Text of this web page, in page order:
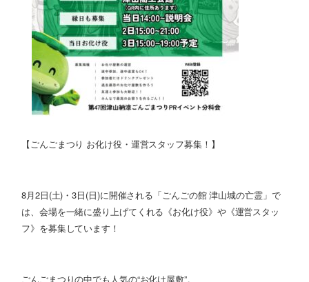
【ごんごまつり お化け役・運営スタッフ募集！】
8月2日(土)・3日(日)に開催される「ごんごの館 津山城の亡霊」で
は、会場を一緒に盛り上げてくれる《お化け役》や《運営スタッ
フ》を募集しています！
ごんごまつりの中でも人気の“お化け屋敷”。